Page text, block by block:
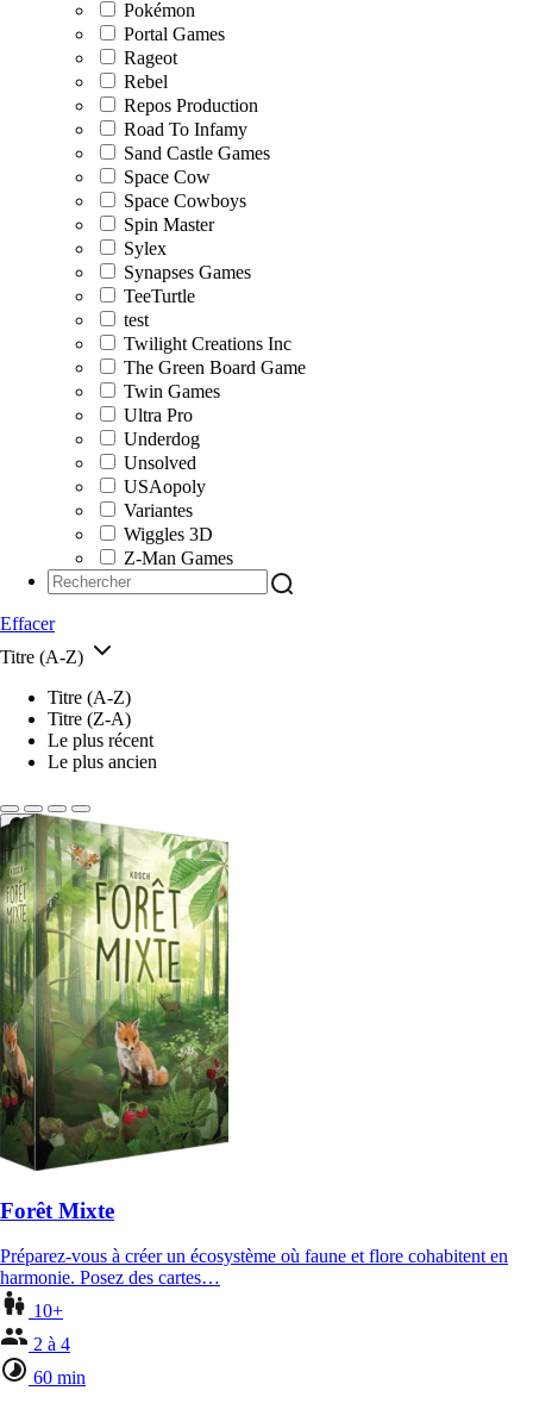
Pokémon
Portal Games
Rageot
Rebel
Repos Production
Road To Infamy
Sand Castle Games
Space Cow
Space Cowboys
Spin Master
Sylex
Synapses Games
TeeTurtle
test
Twilight Creations Inc
The Green Board Game
Twin Games
Ultra Pro
Underdog
Unsolved
USAopoly
Variantes
Wiggles 3D
Z-Man Games
Effacer
Titre (A-Z)
Titre (A-Z)
Titre (Z-A)
Le plus récent
Le plus ancien
Forêt Mixte
Préparez-vous à créer un écosystème où faune et flore cohabitent en
harmonie. Posez des cartes…
10+
2 à 4
60 min